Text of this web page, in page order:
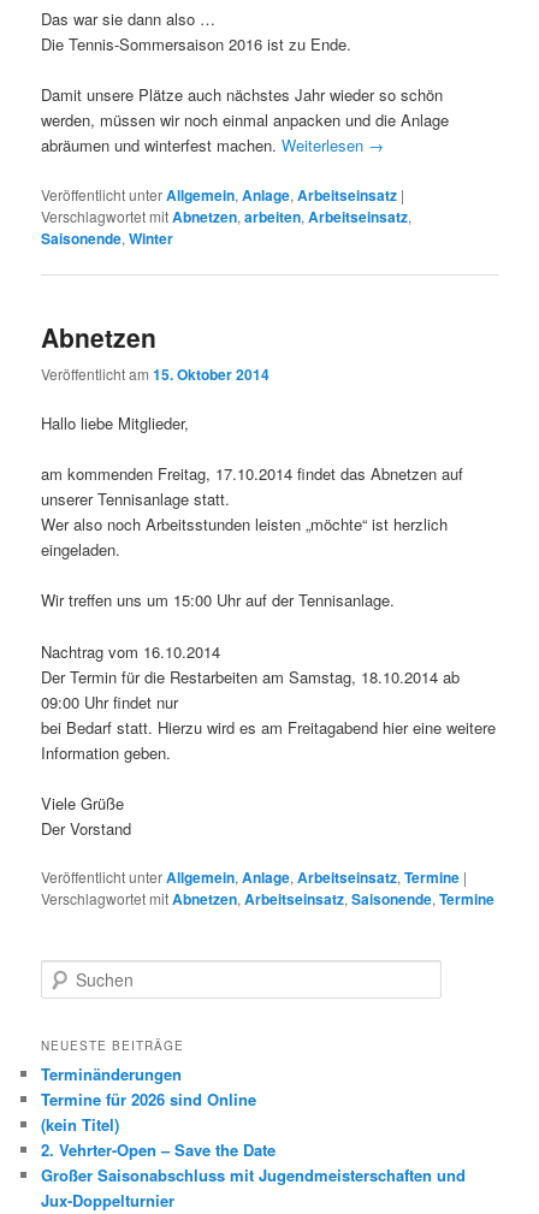
Das war sie dann also …
Die Tennis-Sommersaison 2016 ist zu Ende.
Damit unsere Plätze auch nächstes Jahr wieder so schön
werden, müssen wir noch einmal anpacken und die Anlage
abräumen und winterfest machen.Weiterlesen →
Veröffentlicht unterAllgemein,Anlage,Arbeitseinsatz |
Verschlagwortet mitAbnetzen,arbeiten,Arbeitseinsatz,
Saisonende,Winter
Abnetzen
Veröffentlicht am15. Oktober 2014
Hallo liebe Mitglieder,
am kommenden Freitag, 17.10.2014 findet das Abnetzen auf
unserer Tennisanlage statt.
Wer also noch Arbeitsstunden leisten „möchte“ ist herzlich
eingeladen.
Wir treffen uns um 15:00 Uhr auf der Tennisanlage.
Nachtrag vom 16.10.2014
Der Termin für die Restarbeiten am Samstag, 18.10.2014 ab
09:00 Uhr findet nur
bei Bedarf statt. Hierzu wird es am Freitagabend hier eine weitere
Information geben.
Viele Grüße
Der Vorstand
Veröffentlicht unterAllgemein,Anlage,Arbeitseinsatz,Termine |
Verschlagwortet mitAbnetzen,Arbeitseinsatz,Saisonende,Termine
u
h
n
NEUESTE BEITRÄGE
Terminänderungen
Termine für 2026 sind Online
(kein Titel)
2. Vehrter-Open – Save the Date
Großer Saisonabschluss mit Jugendmeisterschaften und
Jux-Doppelturnier